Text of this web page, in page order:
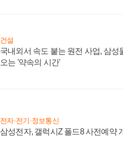
건설
국내외서 속도 붙는 원전 사업, 삼성
오는 '약속의 시간'
전자·전기·정보통신
삼성전자, 갤럭시Z 폴드8 사전예약